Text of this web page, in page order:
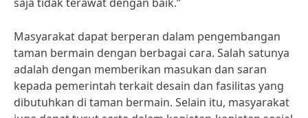
Masyarakat dapat berperan dalam pengembangan
taman bermain dengan berbagai cara. Salah satunya
adalah dengan memberikan masukan dan saran
kepada pemerintah terkait desain dan fasilitas yang
dibutuhkan di taman bermain. Selain itu, masyarakat